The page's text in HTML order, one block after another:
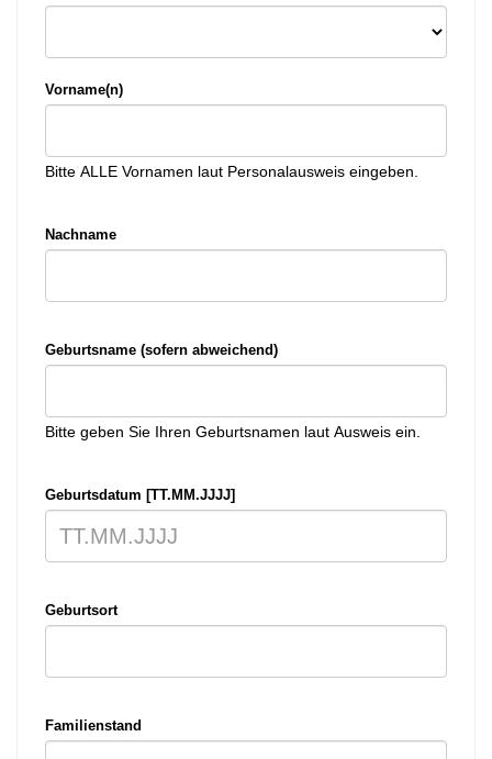
Vorname(n)
Bitte ALLE Vornamen laut Personalausweis eingeben.
Nachname
Geburtsname (sofern abweichend)
Bitte geben Sie Ihren Geburtsnamen laut Ausweis ein.
Geburtsdatum [TT.MM.JJJJ]
Geburtsort
Familienstand